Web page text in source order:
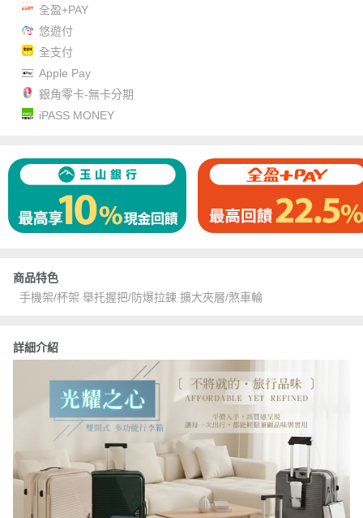
全盈+PAY
悠遊付
全支付
Apple Pay
銀角零卡-無卡分期
iPASS MONEY
商品特色
手機架/杯架 舉托握把/防爆拉鍊 擴大夾層/煞車輪
詳細介紹